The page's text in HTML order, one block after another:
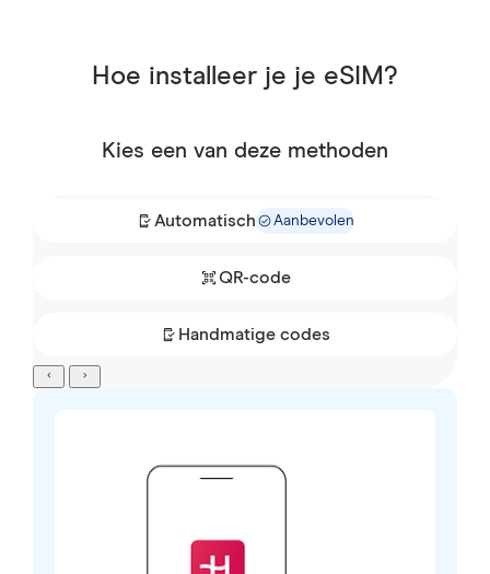
Hoe installeer je je eSIM?
Kies een van deze methoden
Automatisch Aanbevolen
QR-code
Handmatige codes